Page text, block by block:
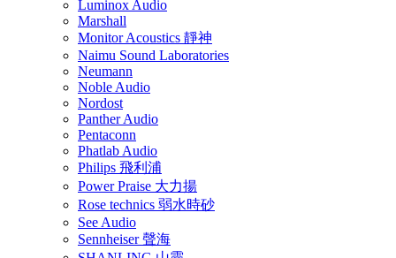
Luminox Audio
Marshall
Monitor Acoustics 靜神
Naimu Sound Laboratories
Neumann
Noble Audio
Nordost
Panther Audio
Pentaconn
Phatlab Audio
Philips 飛利浦
Power Praise 大力揚
Rose technics 弱水時砂
See Audio
Sennheiser 聲海